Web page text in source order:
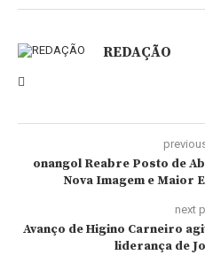
REDAÇÃO
onangol Reabre Posto de
Nova Imagem e Maior
next
Avanço de Higino Carneiro
liderança de